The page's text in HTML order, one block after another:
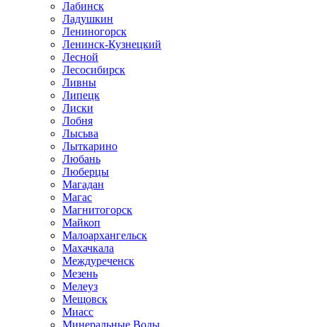
Лабинск
Ладушкин
Лениногорск
Ленинск-Кузнецкий
Лесной
Лесосибирск
Ливны
Липецк
Лиски
Лобня
Лысьва
Лыткарино
Любань
Люберцы
Магадан
Магас
Магнитогорск
Майкоп
Малоархангельск
Махачкала
Междуреченск
Мезень
Мелеуз
Мещовск
Миасс
Минеральные Воды